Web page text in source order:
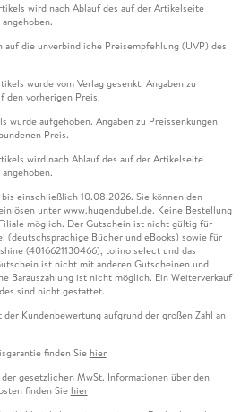
wird nach Ablauf des auf der Artikelseite
die unverbindliche Preisempfehlung (UVP) des
wurde vom Verlag gesenkt. Angaben zu
den vorherigen Preis.
wurde aufgehoben. Angaben zu Preissenkungen
Preis.
wird nach Ablauf des auf der Artikelseite
einschließlich 10.08.2026. Sie können den
unter www.hugendubel.de. Keine Bestellung
möglich. Der Gutschein ist nicht gültig für
(deutschsprachige Bücher und eBooks) sowie für
(4016621130466), tolino select und das
ist nicht mit anderen Gutscheinen und
Barauszahlung ist nicht möglich. Ein Weiterverkauf
sind nicht gestattet.
Kundenbewertung aufgrund der großen Zahl an
finden Sie hier
gesetzlichen MwSt. Informationen über den
finden Sie hier